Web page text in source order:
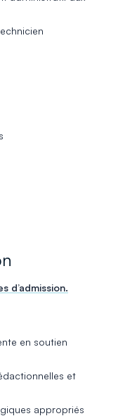
d’admission.
en soutien
et
appropriés